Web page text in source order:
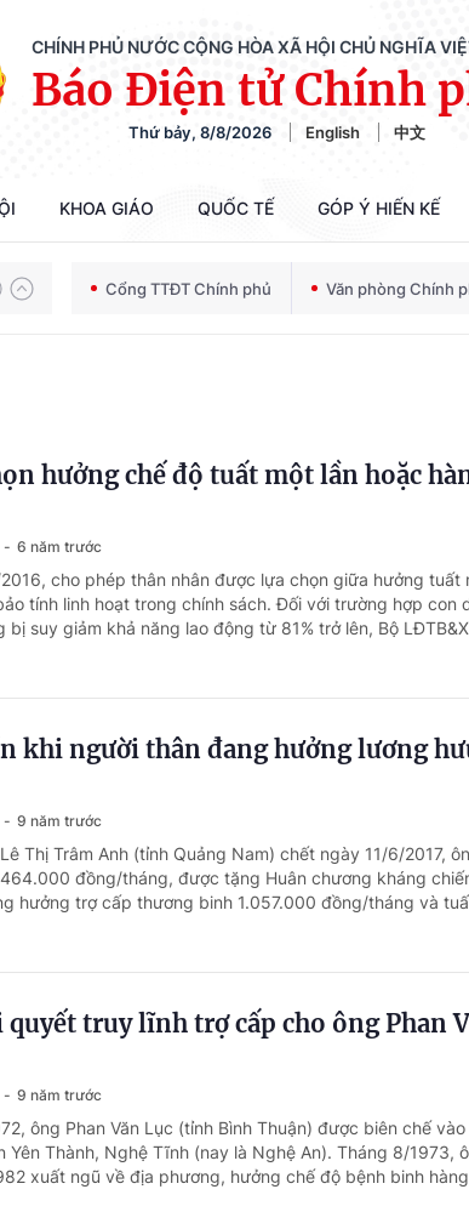
CHÍNH PHỦ NƯỚC CỘNG HÒA XÃ HỘI CHỦ NGHĨA
Báo Điện tử Chính
Thứ bảy, 8/8/2026 English 中文
KHOA GIÁO QUỐC TẾ GÓP Ý HIẾN KẾ
Cổng TTĐT Chính phủ Văn phòng Chính
hưởng chế độ tuất một lần hoặc
6 năm trước
cho phép thân nhân được lựa chọn giữa hưởng tuất
tính linh hoạt trong chính sách. Đối với trường hợp con
suy giảm khả năng lao động từ 81% trở lên, Bộ
khi người thân đang hưởng lương
9 năm trước
Thị Trâm Anh (tỉnh Quảng Nam) chết ngày 11/6/2017,
đồng/tháng, được tặng Huân chương kháng
hưởng trợ cấp thương binh 1.057.000 đồng/tháng và
quyết truy lĩnh trợ cấp cho ông Phan
9 năm trước
ông Phan Văn Lục (tỉnh Bình Thuận) được biên chế vào
Yên Thành, Nghệ Tĩnh (nay là Nghệ An). Tháng 8/1973,
xuất ngũ về địa phương, hưởng chế độ bệnh binh